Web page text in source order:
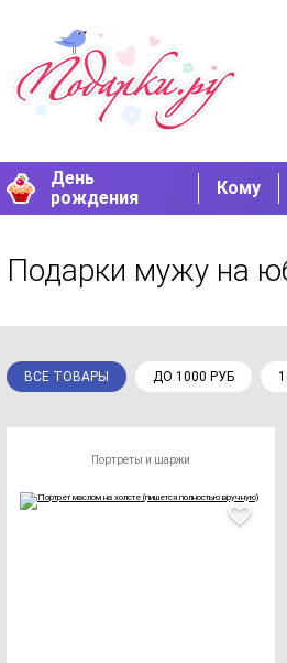
День
рождения
Кому
Подарки мужу на
ВСЕ ТОВАРЫ ДО 1000 РУБ
Портреты и шаржи